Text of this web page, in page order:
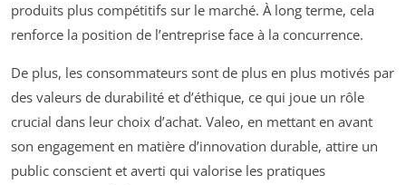
produits plus compétitifs sur le marché. À long terme, cela
renforce la position de l’entreprise face à la concurrence.
De plus, les consommateurs sont de plus en plus motivés par
des valeurs de durabilité et d’éthique, ce qui joue un rôle
crucial dans leur choix d’achat. Valeo, en mettant en avant
son engagement en matière d’innovation durable, attire un
public conscient et averti qui valorise les pratiques